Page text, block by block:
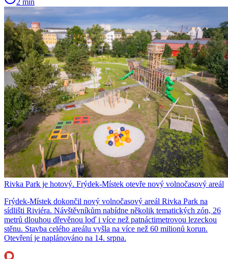
2 min
Rivka Park je hotový. Frýdek-Místek otevře nový volnočasový areál
Frýdek-Místek dokončil nový volnočasový areál Rivka Park na
sídlišti Riviéra. Návštěvníkům nabídne několik tematických zón, 26
metrů dlouhou dřevěnou loď i více než patnáctimetrovou lezeckou
stěnu. Stavba celého areálu vyšla na více než 60 milionů korun.
Otevření je naplánováno na 14. srpna.